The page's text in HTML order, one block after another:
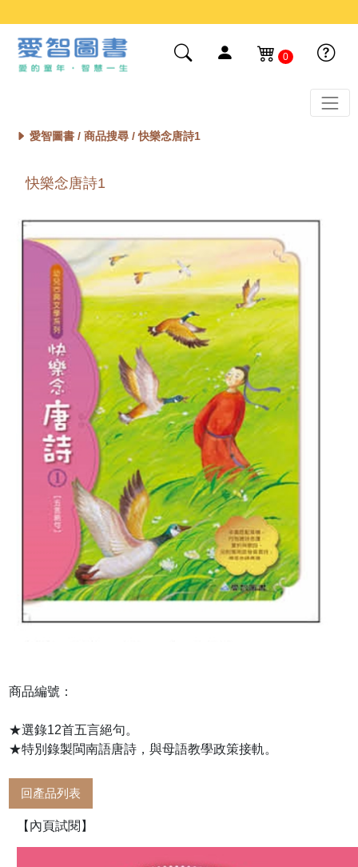
0
愛智圖書 / 商品搜尋/ 快樂念唐詩1
快樂念唐詩1
商品編號：
★選錄12首五言絕句。
★特別錄製閩南語唐詩，與母語教學政策接軌。
回產品列表
【內頁試閱】